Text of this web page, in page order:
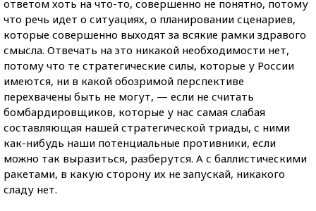
ответом хоть на что-то, совершенно не понятно, потому
что речь идет о ситуациях, о планировании сценариев,
которые совершенно выходят за всякие рамки здравого
смысла. Отвечать на это никакой необходимости нет,
потому что те стратегические силы, которые у России
имеются, ни в какой обозримой перспективе
перехвачены быть не могут, — если не считать
бомбардировщиков, которые у нас самая слабая
составляющая нашей стратегической триады, с ними
как-нибудь наши потенциальные противники, если
можно так выразиться, разберутся. А с баллистическими
ракетами, в какую сторону их не запускай, никакого
сладу нет.